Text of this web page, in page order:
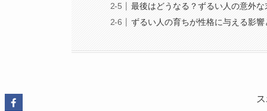
最後はどうなる？ずるい人の意外な
ずるい人の育ちが性格に与える影響